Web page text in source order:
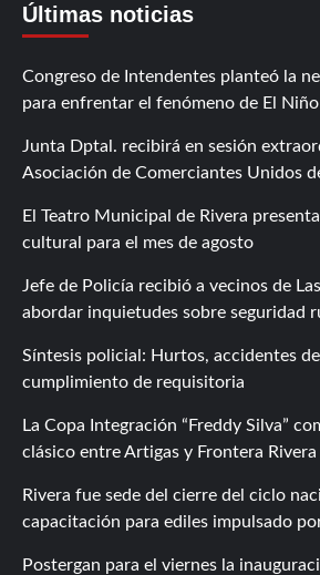
Últimas noticias
Congreso de Intendentes planteó la
para enfrentar el fenómeno de El Niño
Junta Dptal. recibirá en sesión
Asociación de Comerciantes Unidos
El Teatro Municipal de Rivera
cultural para el mes de agosto
Jefe de Policía recibió a vecinos de
abordar inquietudes sobre seguridad
Síntesis policial: Hurtos, accidentes
cumplimiento de requisitoria
La Copa Integración “Freddy Silva”
clásico entre Artigas y Frontera
Rivera fue sede del cierre del ciclo
capacitación para ediles impulsado
Postergan para el viernes la